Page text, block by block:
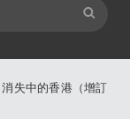
失中的香港（增訂